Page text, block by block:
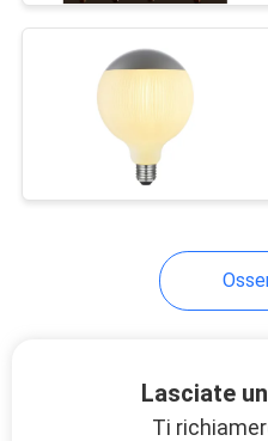
Edison
striscia di
Lasciate
Ti